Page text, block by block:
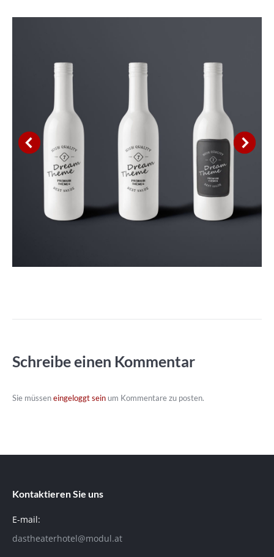
Schreibe einen Kommentar
Sie müsseneingeloggt seinum Kommentare zu posten.
Kontaktieren Sie uns
E-mail:
dastheaterhotel@modul.at